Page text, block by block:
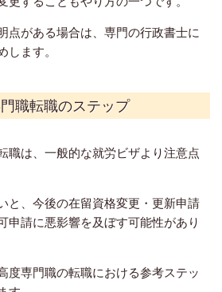
点がある場合は、専門の行政書士に
します。
職転職のステップ
職は、一般的な就労ビザより注意点
と、今後の在留資格変更・更新申請
申請に悪影響を及ぼす可能性があり
度専門職の転職における参考ステッ